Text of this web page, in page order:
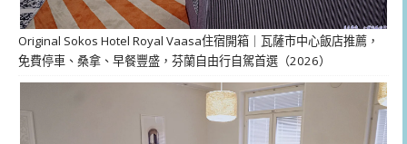
Original Sokos Hotel Royal Vaasa住宿開箱｜瓦薩市中心飯店推薦，
免費停車、桑拿、早餐豐盛，芬蘭自由行自駕首選（2026）